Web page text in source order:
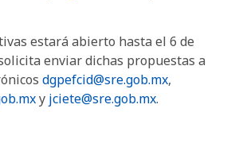
estará abierto hasta el 6 de
enviar dichas propuestas a
dgpefcid@sre.gob.mx,
y jciete@sre.gob.mx.